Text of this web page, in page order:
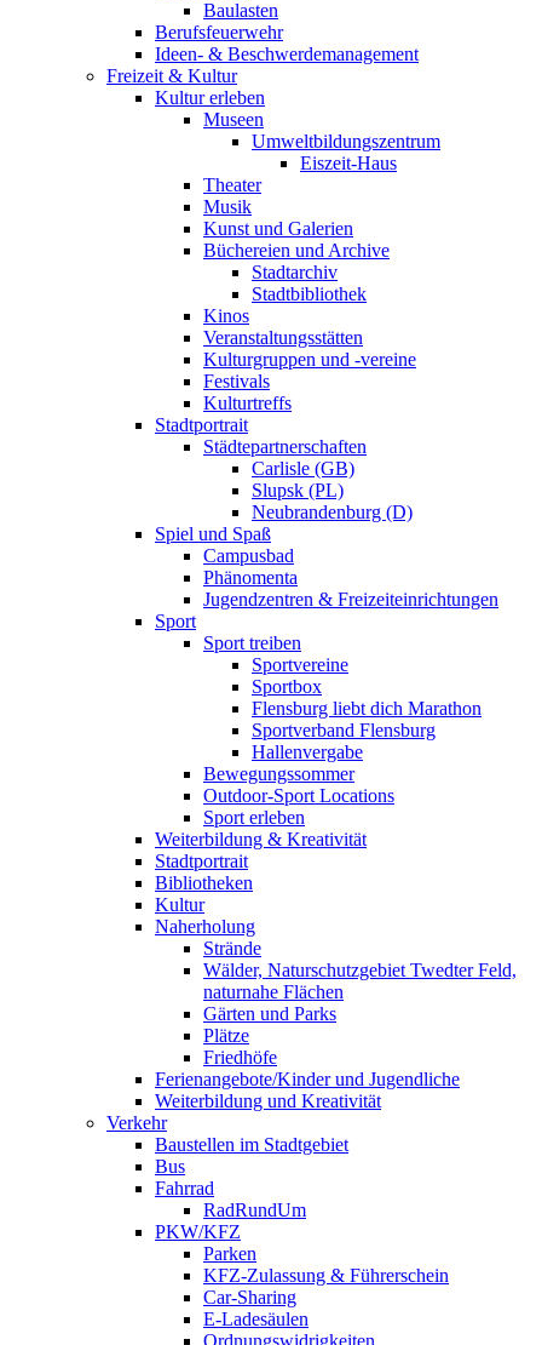
Baulasten
Berufsfeuerwehr
Ideen- & Beschwerdemanagement
Freizeit & Kultur
Kultur erleben
Museen
Umweltbildungszentrum
Eiszeit-Haus
Theater
Musik
Kunst und Galerien
Büchereien und Archive
Stadtarchiv
Stadtbibliothek
Kinos
Veranstaltungsstätten
Kulturgruppen und -vereine
Festivals
Kulturtreffs
Stadtportrait
Städtepartnerschaften
Carlisle (GB)
Slupsk (PL)
Neubrandenburg (D)
Spiel und Spaß
Campusbad
Phänomenta
Jugendzentren & Freizeiteinrichtungen
Sport
Sport treiben
Sportvereine
Sportbox
Flensburg liebt dich Marathon
Sportverband Flensburg
Hallenvergabe
Bewegungssommer
Outdoor-Sport Locations
Sport erleben
Weiterbildung & Kreativität
Stadtportrait
Bibliotheken
Kultur
Naherholung
Strände
Wälder, Naturschutzgebiet Twedter Feld,
naturnahe Flächen
Gärten und Parks
Plätze
Friedhöfe
Ferienangebote/Kinder und Jugendliche
Weiterbildung und Kreativität
Verkehr
Baustellen im Stadtgebiet
Bus
Fahrrad
RadRundUm
PKW/KFZ
Parken
KFZ-Zulassung & Führerschein
Car-Sharing
E-Ladesäulen
Ordnungswidrigkeiten